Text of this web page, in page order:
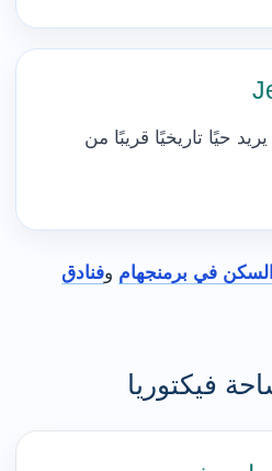
حيًا تاريخيًا قريبًا من
في برمنجهام وفنادق
فيكتوريا